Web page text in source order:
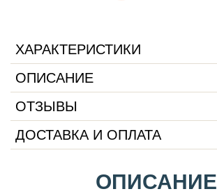
ХАРАКТЕРИСТИКИ
ОПИСАНИЕ
ОТЗЫВЫ
ДОСТАВКА И ОПЛАТА
ОПИСАНИЕ